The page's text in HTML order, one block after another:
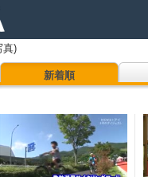
真)
新着順